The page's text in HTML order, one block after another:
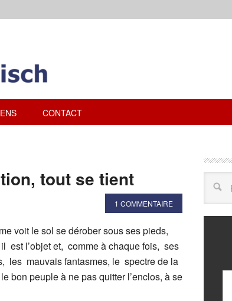
CONTACT
tout se tient
1 COMMENTAIRE
voit le sol se dérober sous ses pieds,
est l’objet et, comme à chaque fois, ses
les mauvais fantasmes, le spectre de la
bon peuple à ne pas quitter l’enclos, à se